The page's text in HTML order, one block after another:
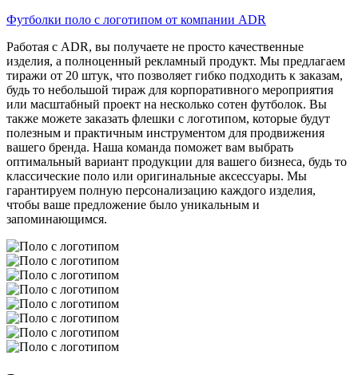
Футболки поло с логотипом от компании ADR
Работая с ADR, вы получаете не просто качественные
изделия, а полноценный рекламный продукт. Мы предлагаем
тиражи от 20 штук, что позволяет гибко подходить к заказам,
будь то небольшой тираж для корпоративного мероприятия
или масштабный проект на несколько сотен футболок. Вы
также можете заказать флешки с логотипом, которые будут
полезным и практичным инструментом для продвижения
вашего бренда. Наша команда поможет вам выбрать
оптимальный вариант продукции для вашего бизнеса, будь то
классические поло или оригинальные аксессуары. Мы
гарантируем полную персонализацию каждого изделия,
чтобы ваше предложение было уникальным и
запоминающимся.